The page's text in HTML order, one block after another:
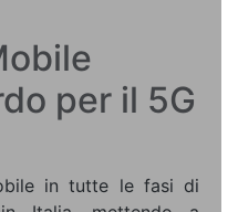
per il 5G
in tutte le fasi di